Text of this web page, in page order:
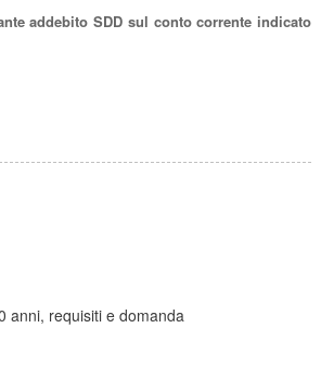
addebito SDD sul conto corrente indicato
anni, requisiti e domanda